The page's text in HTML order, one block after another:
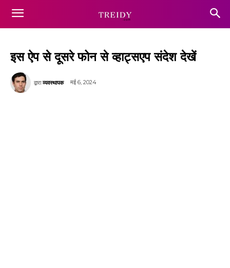
इस ऐप से दूसरे फोन से व्हाट्सएप संदेश देखें
द्वारा व्यवस्थापक मई 6, 2024